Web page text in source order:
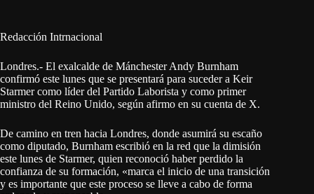
Redacción Intrnacional
Londres.- El exalcalde de Mánchester Andy Burnham
confirmó este lunes que se presentará para suceder a Keir
Starmer como líder del Partido Laborista y como primer
ministro del Reino Unido, según afirmo en su cuenta de X.
De camino en tren hacia Londres, donde asumirá su escaño
como diputado, Burnham escribió en la red que la dimisión
este lunes de Starmer, quien reconoció haber perdido la
confianza de su formación, «marca el inicio de una transición
y es importante que este proceso se lleve a cabo de forma